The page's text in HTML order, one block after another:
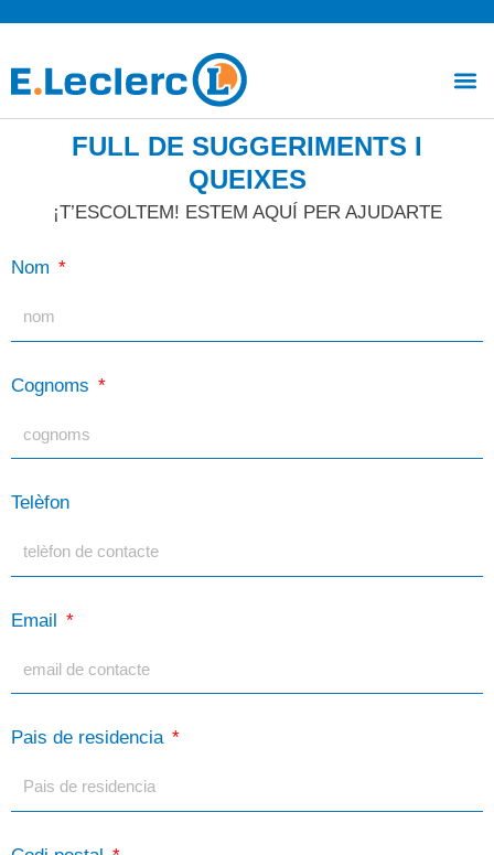
contingut
FULL DE SUGGERIMENTS I
QUEIXES
¡T’ESCOLTEM! ESTEM AQUÍ PER AJUDARTE
Nom
Cognoms
Telèfon
Email
Pais de residencia